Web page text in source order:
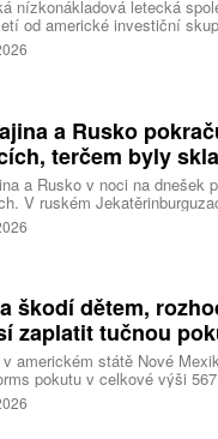
nízkonákladová letecká
od americké investiční
oceňuje aerolinku na 5,7
korun.
a Rusko
terčem byly
a Rusko v noci na dnešek
V ruském
centrum ruského
o tom informovala bez
škodí dětem,
zaplatit tučnou
americkém státě Nové
pokutu v celkové výši
za újmu, kterou její platformy
lidem. Firma musí změnit